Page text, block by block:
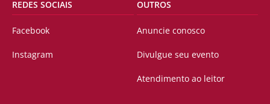
REDES SOCIAIS
Facebook
Instagram
OUTROS
Anuncie conosco
Divulgue seu evento
Atendimento ao leitor